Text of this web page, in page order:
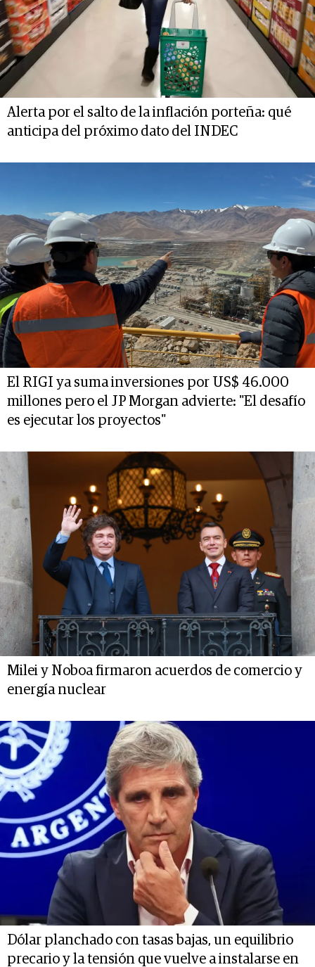
Alerta por el salto de la inflación porteña: qué
anticipa del próximo dato del INDEC
El RIGI ya suma inversiones por US$ 46.000
millones pero el JP Morgan advierte: "El desafío
es ejecutar los proyectos"
Milei y Noboa firmaron acuerdos de comercio y
energía nuclear
Dólar planchado con tasas bajas, un equilibrio
precario y la tensión que vuelve a instalarse en